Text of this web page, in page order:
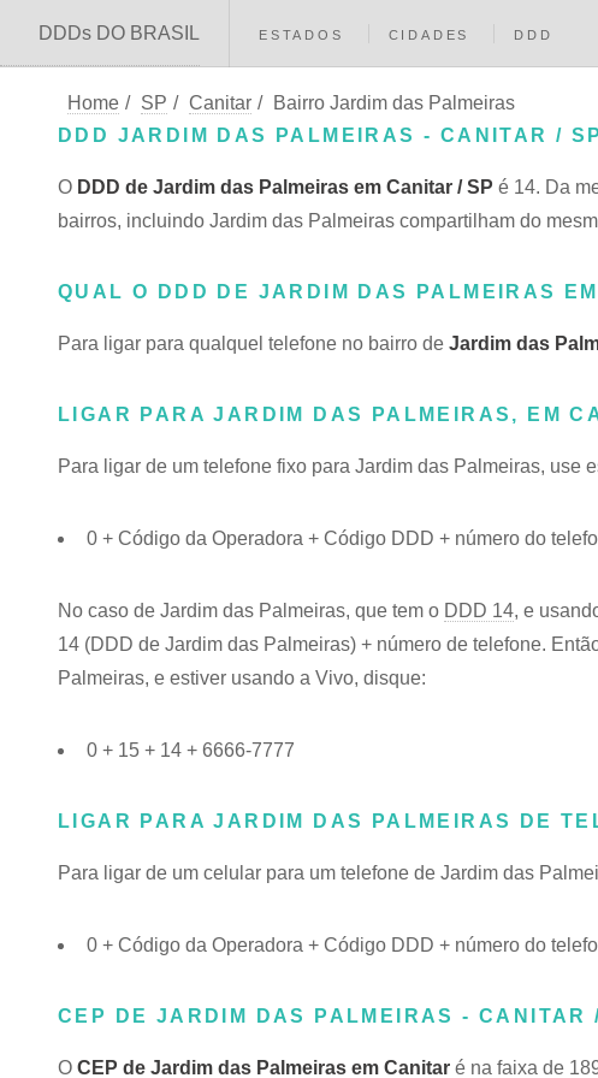
DDDs DO BRASIL ESTADOS CIDADES DDD
Home / SP / Canitar /
Bairro Jardim das Palmeiras
DDD JARDIM DAS PALMEIRAS - CANITAR / SP
O DDD de Jardim das Palmeiras em Canitar / SP é 14. Da
bairros, incluindo Jardim das Palmeiras compartilham do
QUAL O DDD DE JARDIM DAS PALMEIRAS
Para ligar para qualquel telefone no bairro de Jardim das
LIGAR PARA JARDIM DAS PALMEIRAS, EM
Para ligar de um telefone fixo para Jardim das Palmeiras, use
0 + Código da Operadora + Código DDD + número do
No caso de Jardim das Palmeiras, que tem o DDD 14, e
14 (DDD de Jardim das Palmeiras) + número de telefone.
Palmeiras, e estiver usando a Vivo, disque:
0 + 15 + 14 + 6666-7777
LIGAR PARA JARDIM DAS PALMEIRAS DE
Para ligar de um celular para um telefone de Jardim das
0 + Código da Operadora + Código DDD + número do
CEP DE JARDIM DAS PALMEIRAS - CANITAR
O CEP de Jardim das Palmeiras em Canitar é na faixa de